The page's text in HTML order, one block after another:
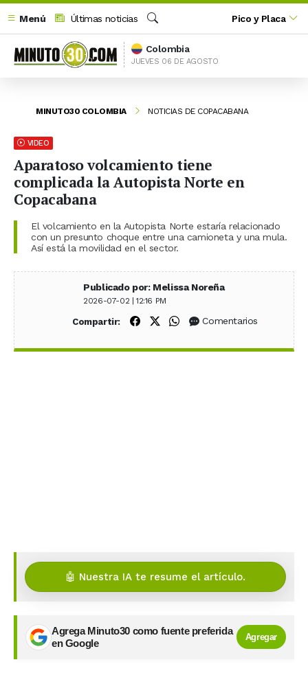
Menú
Últimas noticias
Buscar
Pico y Placa
Colombia
JUEVES 06 DE AGOSTO
MINUTO30 COLOMBIA NOTICIAS DE COPACABANA
VIDEO
Aparatoso volcamiento tiene
complicada la Autopista Norte en
Copacabana
El volcamiento en la Autopista Norte estaría relacionado
con un presunto choque entre una camioneta y una mula.
Así está la movilidad en el sector.
Publicado por: Melissa Noreña
2026-07-02 | 12:16 PM
Compartir: Compartir en Facebook
Compartir en X (Twitter)
Compartir en WhatsApp
Comentarios
🤖 Nuestra IA te resume el artículo.
Agrega Minuto30 como fuente preferida
en Google
Agregar